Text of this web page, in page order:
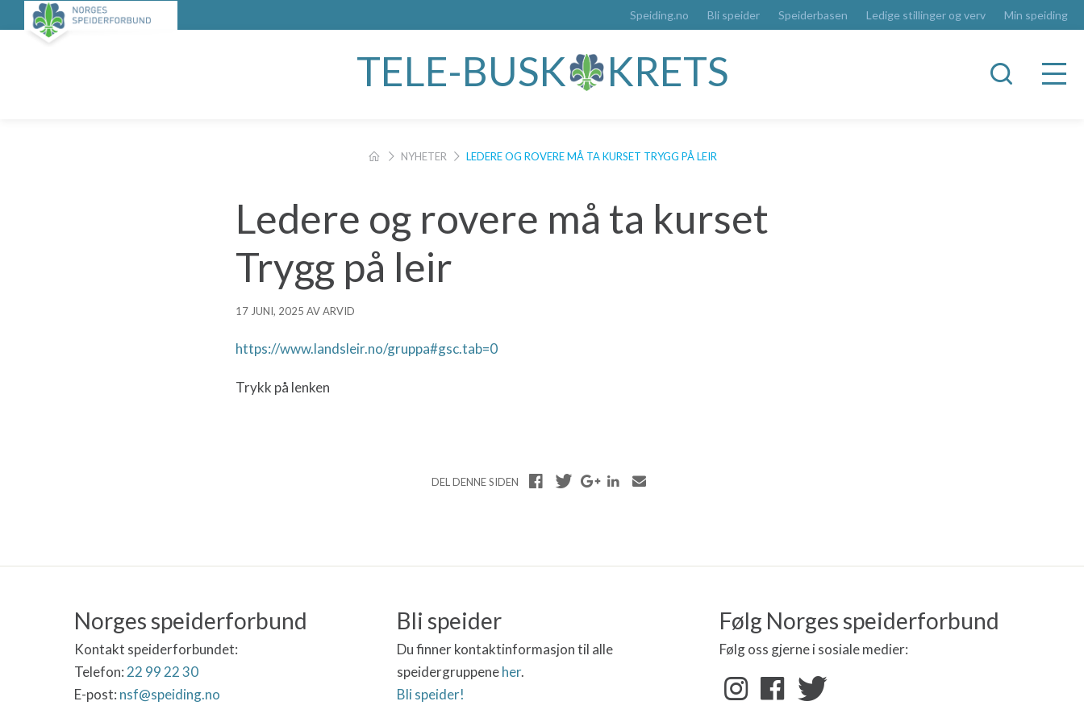
Speiding.no Bli speider Speiderbasen Ledige stillinger og verv Min speiding
TELE-BUSK KRETS
NYHETER LEDERE OG ROVERE MÅ TA KURSET TRYGG PÅ LEIR
Ledere og rovere må ta kurset
Trygg på leir
17 JUNI, 2025 AV ARVID
https://www.landsleir.no/gruppa#gsc.tab=0
Trykk på lenken
DEL DENNE SIDEN
Norges speiderforbund
Kontakt speiderforbundet:
Telefon: 22 99 22 30
E-post: nsf@speiding.no
Bli speider
Du finner kontaktinformasjon til alle
speidergruppeneher.
Bli speider!
Følg Norges speiderforbund
Følg oss gjerne i sosiale medier: